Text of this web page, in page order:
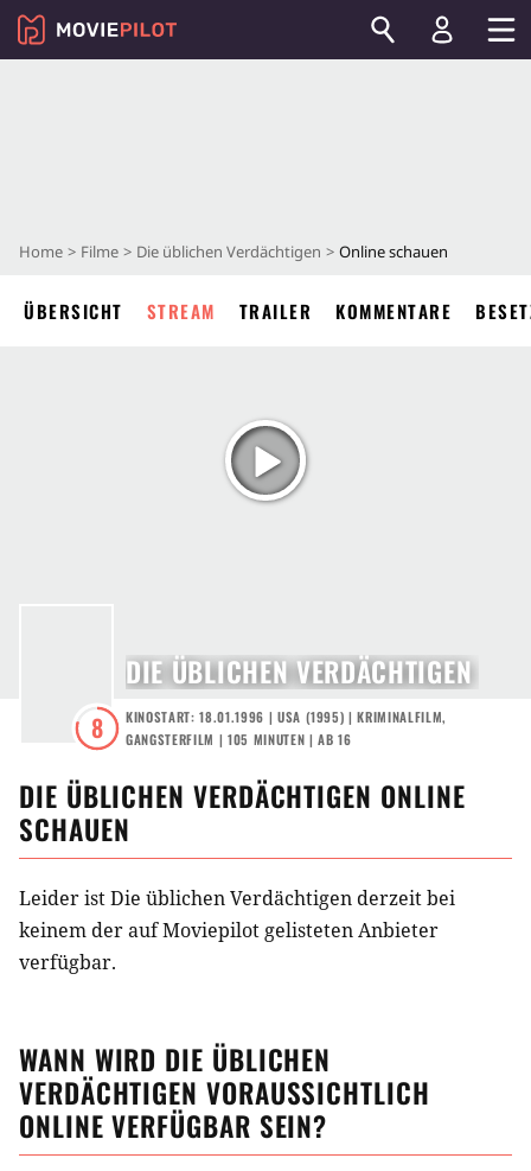
Home Filme Die üblichen Verdächtigen Online schauen
ÜBERSICHT STREAM TRAILER KOMMENTARE
8
DIE ÜBLICHEN VERDÄCHTIGEN
KINOSTART: 18.01.1996 | USA (1995) |KRIMINALFILM,
GANGSTERFILM | 105 MINUTEN |AB 16
DIE ÜBLICHEN VERDÄCHTIGEN ONLINE
SCHAUEN
Leider ist Die üblichen Verdächtigen derzeit bei
keinem der auf Moviepilot gelisteten Anbieter
verfügbar.
WANN WIRD DIE ÜBLICHEN
VERDÄCHTIGEN VORAUSSICHTLICH
ONLINE VERFÜGBAR SEIN?